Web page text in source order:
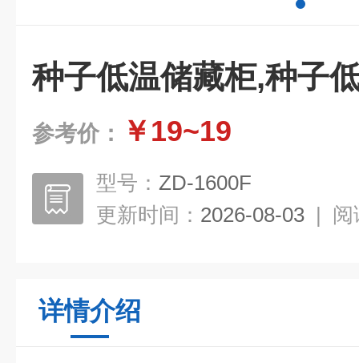
种子低温储藏柜,种子
参考价： ￥19~19
型号： ZD-1600F
更新时间： 2026-08-03 | 阅
详情介绍